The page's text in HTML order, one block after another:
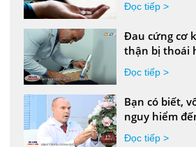
Đọc tiếp >
Đau cứng cơ
thận bị thoái
Đọc tiếp >
Bạn có biết,
nguy hiểm
Đọc tiếp >